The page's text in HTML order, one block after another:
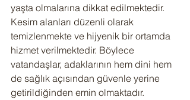
yaşta olmalarına dikkat edilmektedir.
Kesim alanları düzenli olarak
temizlenmekte ve hijyenik bir ortamda
hizmet verilmektedir. Böylece
vatandaşlar, adaklarının hem dini hem
de sağlık açısından güvenle yerine
getirildiğinden emin olmaktadır.